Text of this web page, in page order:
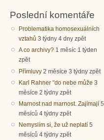
Poslední komentáře
Problematika homosexuálních
vztahů 3 týdny 4 dny zpět
A co archivy? 1 měsíc 1 týden
zpět
Přímluvy 2 měsíce 3 týdny zpět
Karl Rahner "do nebe může 3
měsíce 2 týdny zpět
Marnost nad marnost. Zajímají 5
měsíců 4 týdny zpět
Nemyslím si, že už neplatí 5
měsíců 4 týdny zpět